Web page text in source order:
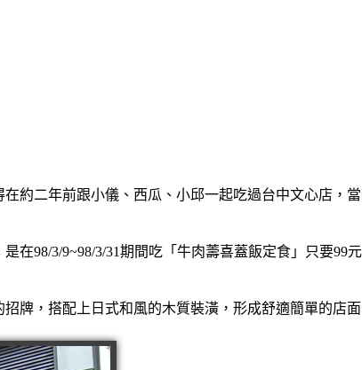
在約二年前跟小儀、西瓜、小邱一起吃過台中文心店，
在98/3/9~98/3/31期間吃「牛肉薵喜蓋飯定食」只要
牌，搭配上日式和風的木質裝潢，形成舒適簡單的店面